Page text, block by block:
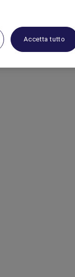
Accetta tutto